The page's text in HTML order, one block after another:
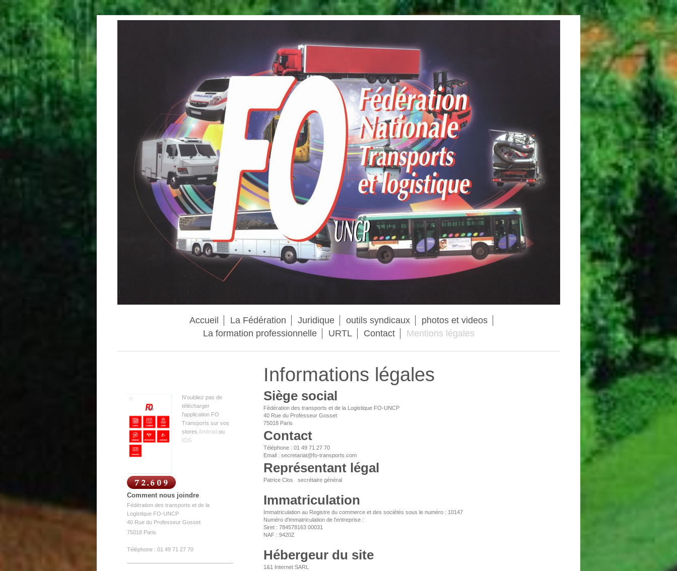
Accueil La Fédération Juridique outils syndicaux
photos et videos
La formation professionnelle
URTL Contact Mentions légales
Informations légales
Siège social
Fédération des transports et de la Logistique FO-UNCP
40 Rue du Professeur Gosset
75018 Paris
Contact
Téléphone : 01 49 71 27 70
Email : secretariat@fo-transports.com
Représentant légal
Patrice Clos secrétaire général
Immatriculation
Immatriculation au Registre du commerce et des sociétés sous le numéro : 10147
Numéro d'immatriculation de l'entreprise :
Siret : 784578163 00031
NAF : 9420Z
Hébergeur du site
1&1 Internet SARL
N'oubliez pas de
télécharger
l'application FO
Transports sur vos
stores Android ou
IOS
Comment nous joindre
Fédération des transports et de la
Logistique FO-UNCP
40 Rue du Professeur Gosset
75018 Paris
Téléphone : 01 49 71 27 70